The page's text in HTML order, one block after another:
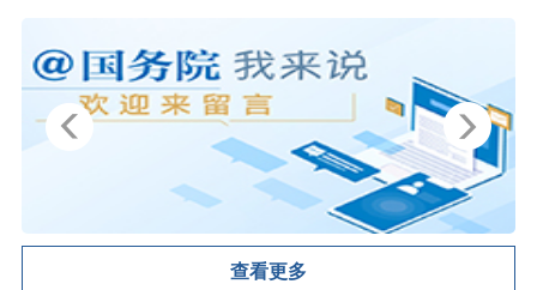
查看更多